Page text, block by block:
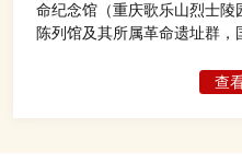
命纪念馆（重庆歌乐山烈士陵
陈列馆及其所属革命遗址群，
红岩革命历史博物馆以1150查